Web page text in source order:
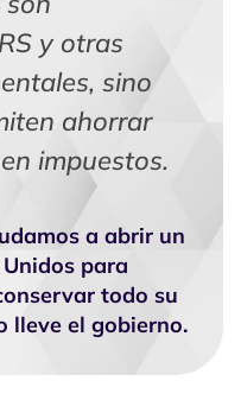
y otras
sino
ahorrar
impuestos.
a abrir un
para
todo su
lleve el gobierno.